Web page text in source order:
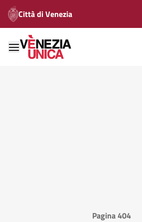
Città di Venezia
Pagina 404